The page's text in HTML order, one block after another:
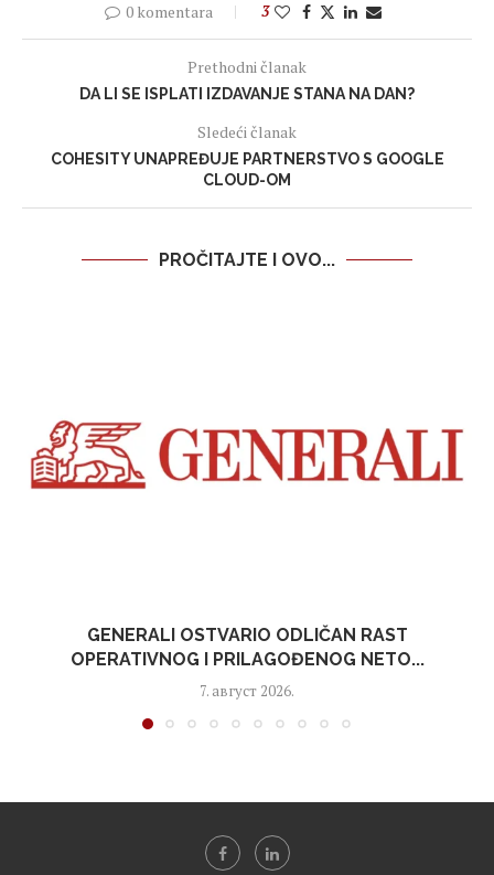
0 komentara 3
Prethodni članak
DA LI SE ISPLATI IZDAVANJE STANA NA DAN?
Sledeći članak
COHESITY UNAPREĐUJE PARTNERSTVO S GOOGLE
CLOUD-OM
PROČITAJTE I OVO...
GENERALI OSTVARIO ODLIČAN RAST
OPERATIVNOG I PRILAGOĐENOG NETO...
7. август 2026.